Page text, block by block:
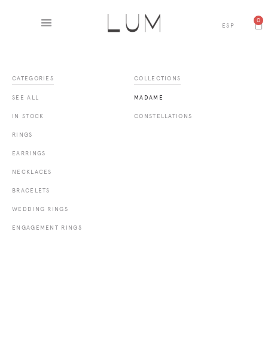
ESP
0
CATEGORIES
SEE ALL
IN STOCK
RINGS
EARRINGS
NECKLACES
BRACELETS
WEDDING RINGS
ENGAGEMENT RINGS
COLLECTIONS
MADAME
CONSTELLATIONS